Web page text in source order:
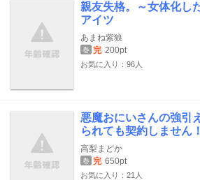
親友失格。～女体化し
アイツ
あまね紫狼
巻 完 200pt
お気に入り：96人
悪魔おにいさんの強引
られても契約しません
高梨まどか
巻 完 650pt
お気に入り：21人